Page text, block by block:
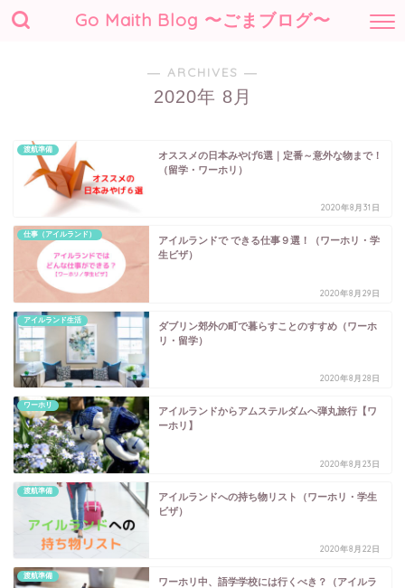
Go Maith Blog 〜ごまブログ〜
― ARCHIVES ―
2020年 8月
渡航準備
オススメの日本みやげ6選｜定番～意外な物まで！
（留学・ワーホリ）
2020年8月31日
仕事（アイルランド）
アイルランドで できる仕事９選！（ワーホリ・学
生ビザ）
2020年8月29日
アイルランド生活
ダブリン郊外の町で暮らすことのすすめ（ワーホ
リ・留学）
2020年8月28日
ワーホリ
アイルランドからアムステルダムへ弾丸旅行【ワ
ーホリ】
2020年8月23日
渡航準備
アイルランドへの持ち物リスト（ワーホリ・学生
ビザ）
2020年8月22日
渡航準備
ワーホリ中、語学学校には行くべき？（アイルラ